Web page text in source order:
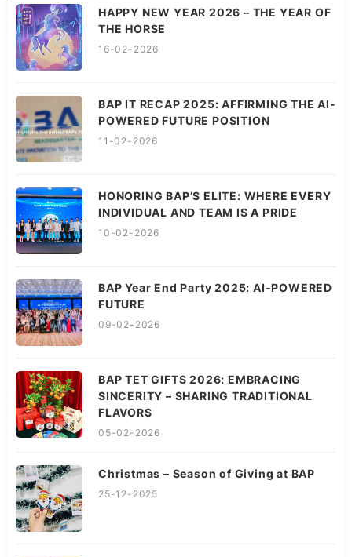
HAPPY NEW YEAR 2026 – THE YEAR OF
THE HORSE
16-02-2026
BAP IT RECAP 2025: AFFIRMING THE AI-
POWERED FUTURE POSITION
11-02-2026
HONORING BAP’S ELITE: WHERE EVERY
INDIVIDUAL AND TEAM IS A PRIDE
10-02-2026
BAP Year End Party 2025: AI-POWERED
FUTURE
09-02-2026
BAP TET GIFTS 2026: EMBRACING
SINCERITY – SHARING TRADITIONAL
FLAVORS
05-02-2026
Christmas – Season of Giving at BAP
25-12-2025